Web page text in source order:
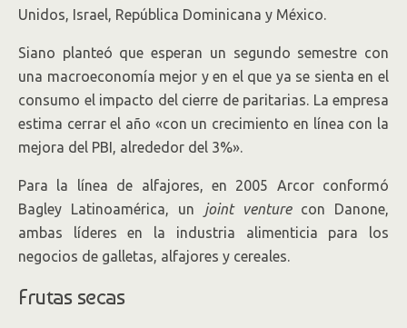
Unidos, Israel, República Dominicana y México.
Siano planteó que esperan un segundo semestre con
una macroeconomía mejor y en el que ya se sienta en el
consumo el impacto del cierre de paritarias. La empresa
estima cerrar el año «con un crecimiento en línea con la
mejora del PBI, alrededor del 3%».
Para la línea de alfajores, en 2005 Arcor conformó
Bagley Latinoamérica, un joint venturecon Danone,
ambas líderes en la industria alimenticia para los
negocios de galletas, alfajores y cereales.
Frutas secas